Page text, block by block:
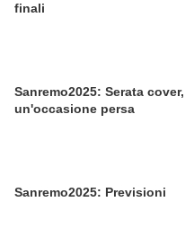
finali
Sanremo2025: Serata cover,
un'occasione persa
Sanremo2025: Previsioni